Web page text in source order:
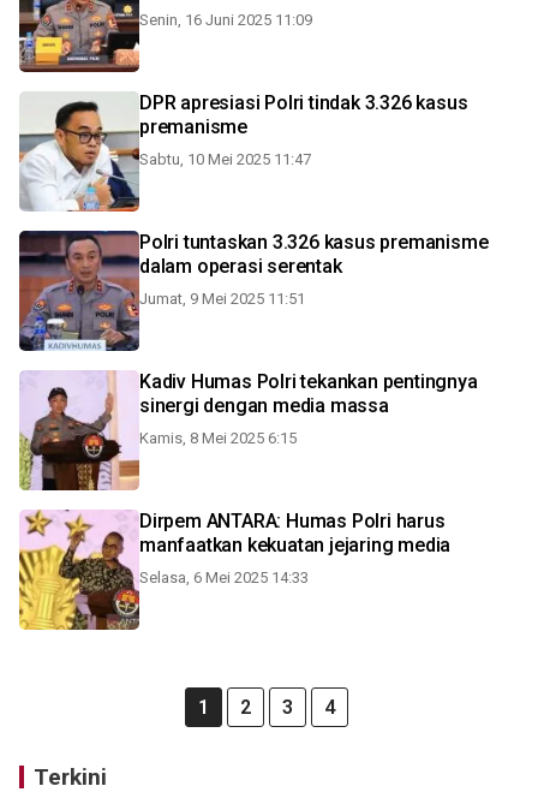
Senin, 16 Juni 2025 11:09
DPR apresiasi Polri tindak 3.326 kasus
premanisme
Sabtu, 10 Mei 2025 11:47
Polri tuntaskan 3.326 kasus premanisme
dalam operasi serentak
Jumat, 9 Mei 2025 11:51
Kadiv Humas Polri tekankan pentingnya
sinergi dengan media massa
Kamis, 8 Mei 2025 6:15
Dirpem ANTARA: Humas Polri harus
manfaatkan kekuatan jejaring media
Selasa, 6 Mei 2025 14:33
1 2 3 4
Terkini